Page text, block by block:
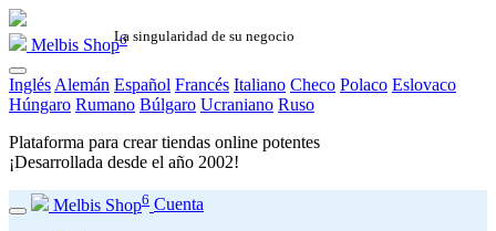
La singularidad de su negocio
Melbis Shop6
Inglés Alemán Español Francés Italiano Checo Polaco Eslovaco
Húngaro Rumano Búlgaro Ucraniano Ruso
Plataforma para crear tiendas online potentes
¡Desarrollada desde el año 2002!
Melbis Shop6 Cuenta